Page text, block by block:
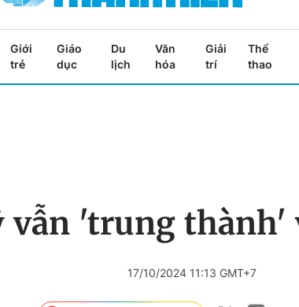
Giới
trẻ
Giáo
dục
Du
lịch
Văn
hóa
Giải
trí
Thể
thao
vẫn 'trung thành'
17/10/2024 11:13 GMT+7